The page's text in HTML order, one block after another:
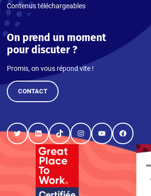
Contenus téléchargeables
On prend un moment
pour discuter ?
Promis, on vous répond vite !
CONTACT
TwitterLinkedInTikTokInstagram
YouTubeFacebook